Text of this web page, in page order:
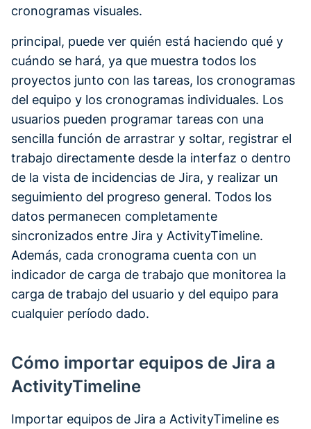
cronogramas visuales.
principal, puede ver quién está haciendo qué y
cuándo se hará, ya que muestra todos los
proyectos junto con las tareas, los cronogramas
del equipo y los cronogramas individuales. Los
usuarios pueden programar tareas con una
sencilla función de arrastrar y soltar, registrar el
trabajo directamente desde la interfaz o dentro
de la vista de incidencias de Jira, y realizar un
seguimiento del progreso general. Todos los
datos permanecen completamente
sincronizados entre Jira y ActivityTimeline.
Además, cada cronograma cuenta con un
indicador de carga de trabajo que monitorea la
carga de trabajo del usuario y del equipo para
cualquier período dado.
Cómo importar equipos de Jira a
ActivityTimeline
Importar equipos de Jira a ActivityTimeline es